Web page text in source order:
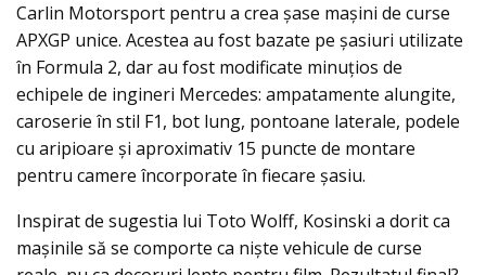
Carlin Motorsport pentru a crea șase mașini de curse
APXGP unice. Acestea au fost bazate pe șasiuri utilizate
în Formula 2, dar au fost modificate minuțios de
echipele de ingineri Mercedes: ampatamente alungite,
caroserie în stil F1, bot lung, pontoane laterale, podele
cu aripioare și aproximativ 15 puncte de montare
pentru camere încorporate în fiecare șasiu.
Inspirat de sugestia lui Toto Wolff, Kosinski a dorit ca
mașinile să se comporte ca niște vehicule de curse